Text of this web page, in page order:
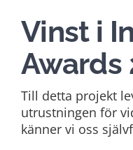
Vinst i
Awards
Till detta projekt
utrustningen för
känner vi oss